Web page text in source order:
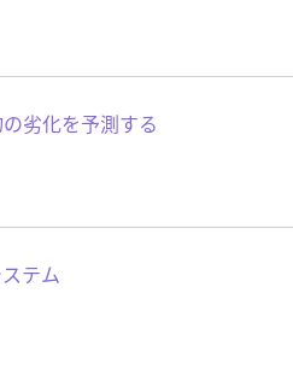
劣化を予測する
テム